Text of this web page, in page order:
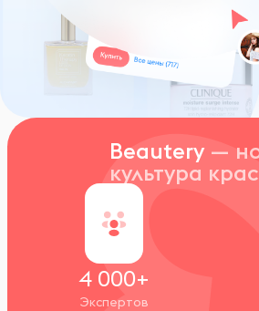
Beautery —
культура
4 000+
Экспертов